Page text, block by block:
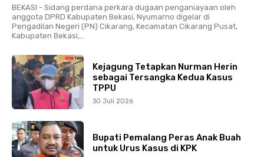
BEKASI - Sidang perdana perkara dugaan penganiayaan oleh
anggota DPRD Kabupaten Bekasi, Nyumarno digelar di
Pengadilan Negeri (PN) Cikarang, Kecamatan Cikarang Pusat,
Kabupaten Bekasi,...
Kejagung Tetapkan Nurman Herin
sebagai Tersangka Kedua Kasus
TPPU
30 Juli 2026
Bupati Pemalang Peras Anak Buah
untuk Urus Kasus di KPK